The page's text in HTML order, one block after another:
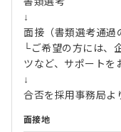
↓
面接（書類選考通過
└ご希望の方には、
ツなど、サポートを
↓
合否を採用事務局よ
面接地